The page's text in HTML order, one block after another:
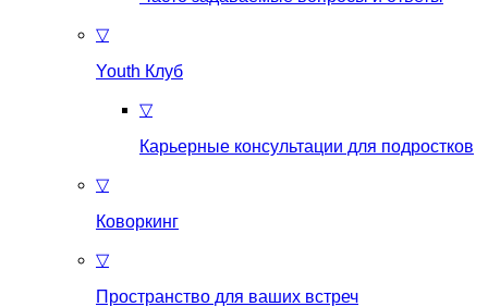
▽
Youth Клуб
▽
Карьерные консультации для подростков
▽
Коворкинг
▽
Пространство для ваших встреч